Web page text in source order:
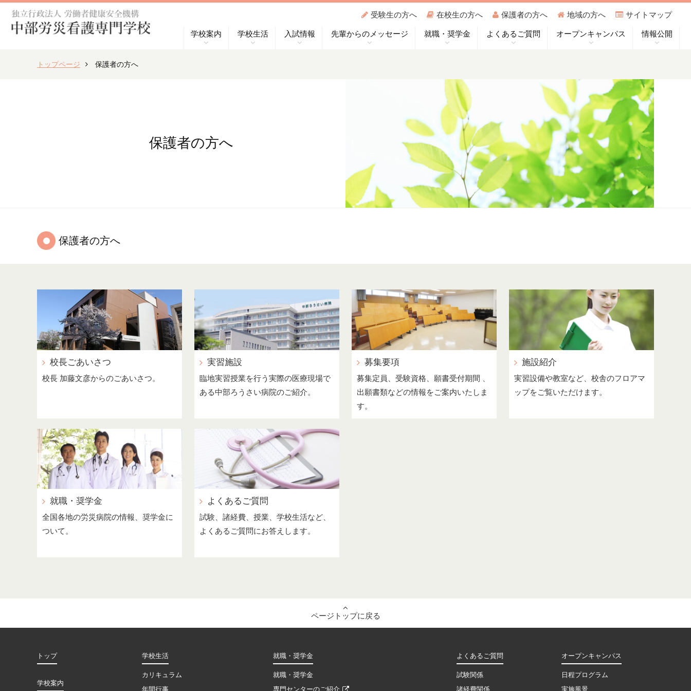
受験生の方へ 在校生の方へ 保護者の方へ 地域の方へ サイトマップ
学校案内 学校生活 入試情報 先輩からのメッセージ 就職・奨学金 よくあるご質問 オープンキャンパス 情報公開
トップページ 保護者の方へ
保護者の方へ
保護者の方へ
校長ごあいさつ
校長 加藤文彦からのごあいさつ。
実習施設
臨地実習授業を行う実際の医療現場で
ある中部ろうさい病院のご紹介。
募集要項
募集定員、受験資格、願書受付期間 、
出願書類などの情報をご案内いたしま
す。
施設紹介
実習設備や教室など、校舎のフロアマ
ップをご覧いただけます。
就職・奨学金
全国各地の労災病院の情報、奨学金に
ついて。
よくあるご質問
試験、諸経費、授業、学校生活など、
よくあるご質問にお答えします。
ページトップに戻る
トップ
学校案内
学校生活
カリキュラム
年間行事
就職・奨学金
就職・奨学金
専門センターのご紹介
よくあるご質問
試験関係
諸経費関係
オープンキャンパス
日程プログラム
実施風景